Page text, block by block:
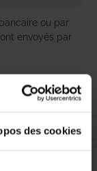
des cookies
ou par
envoyés par